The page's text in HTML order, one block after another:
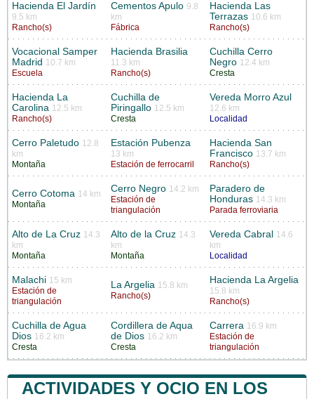
Hacienda El Jardín
9.5 km
Rancho(s)
Cementos Apulo 9.8
km
Fábrica
Hacienda Las
Terrazas 10.6 km
Rancho(s)
Vocacional Samper
Madrid 10.7 km
Escuela
Hacienda Brasilia
11.3 km
Rancho(s)
Cuchilla Cerro
Negro 12.4 km
Cresta
Hacienda La
Carolina 12.5 km
Rancho(s)
Cuchilla de
Piringallo 12.5 km
Cresta
Vereda Morro Azul
12.6 km
Localidad
Cerro Paletudo 12.8
km
Montaña
Estación Pubenza
13 km
Estación de ferrocarril
Hacienda San
Francisco 13.7 km
Rancho(s)
Cerro Cotoma 14 km
Montaña
Cerro Negro 14.2 km
Estación de
triangulación
Paradero de
Honduras 14.3 km
Parada ferroviaria
Alto de La Cruz 14.3
km
Montaña
Alto de la Cruz 14.3
km
Montaña
Vereda Cabral
14.6
km
Localidad
Malachi 15 km
Estación de
triangulación
La Argelia 15.8 km
Rancho(s)
Hacienda La Argelia
15.8 km
Rancho(s)
Cuchilla de Agua
Dios 16.2 km
Cresta
Cordillera de Aqua
de Dios 16.2 km
Cresta
Carrera 16.9 km
Estación de
triangulación
ACTIVIDADES Y OCIO EN LOS